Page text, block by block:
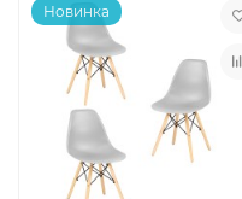
Новинка